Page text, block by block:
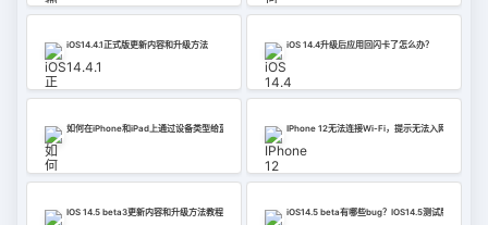
iOS14.4.1正式版更新内容和升级方法 iOS 14.4升级后应用回闪卡了怎么办？
如何在iPhone和iPad上通过设备类型给蓝牙配件贴标签？IPhone 12无法连接Wi-Fi，提示无法入网怎么办？
IOS 14.5 beta3更新内容和升级方法教程 iOS14.5 beta有哪些bug？IOS14.5测试版错误摘要